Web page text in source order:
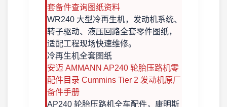
套备件查询图纸资料
WR240 大型冷再生机，发动机系统、
转子驱动、液压回路全套零件图纸，
适配工程现场快速维修。
冷再生机全套图纸
安迈 AMMANN AP240 轮胎压路机零
配件目录 Cummins Tier 2 发动机原厂
备件手册
AP240 轮胎压路机全车配件，康明斯